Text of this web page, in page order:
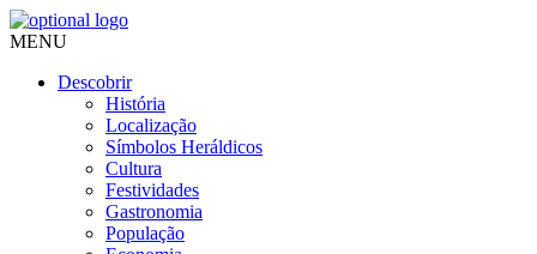
MENU
Descobrir
História
Localização
Símbolos Heráldicos
Cultura
Festividades
Gastronomia
População